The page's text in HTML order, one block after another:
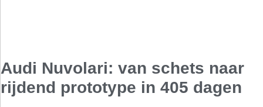
Audi Nuvolari: van schets naar
rijdend prototype in 405 dagen